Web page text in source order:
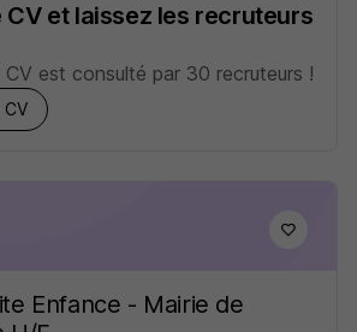
CV et laissez les recruteurs
CV est consulté par 30 recruteurs !
Enfance - Mairie de